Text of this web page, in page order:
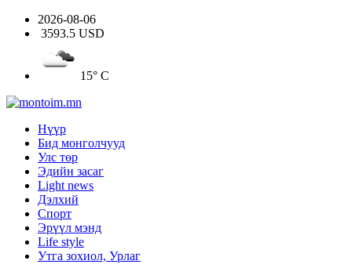
2026-08-06
3593.5 USD
15° C
Нүүр
Бид монголчууд
Улс төр
Эдийн засаг
Light news
Дэлхий
Спорт
Эрүүл мэнд
Life style
Утга зохиол, Урлаг